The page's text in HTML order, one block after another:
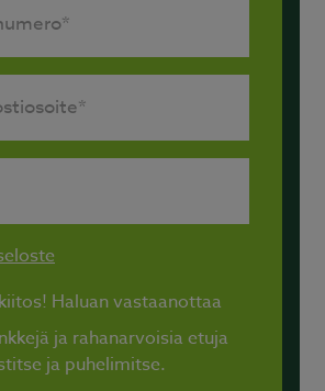
Haluan vastaanottaa
ja rahanarvoisia etuja
ja puhelimitse.